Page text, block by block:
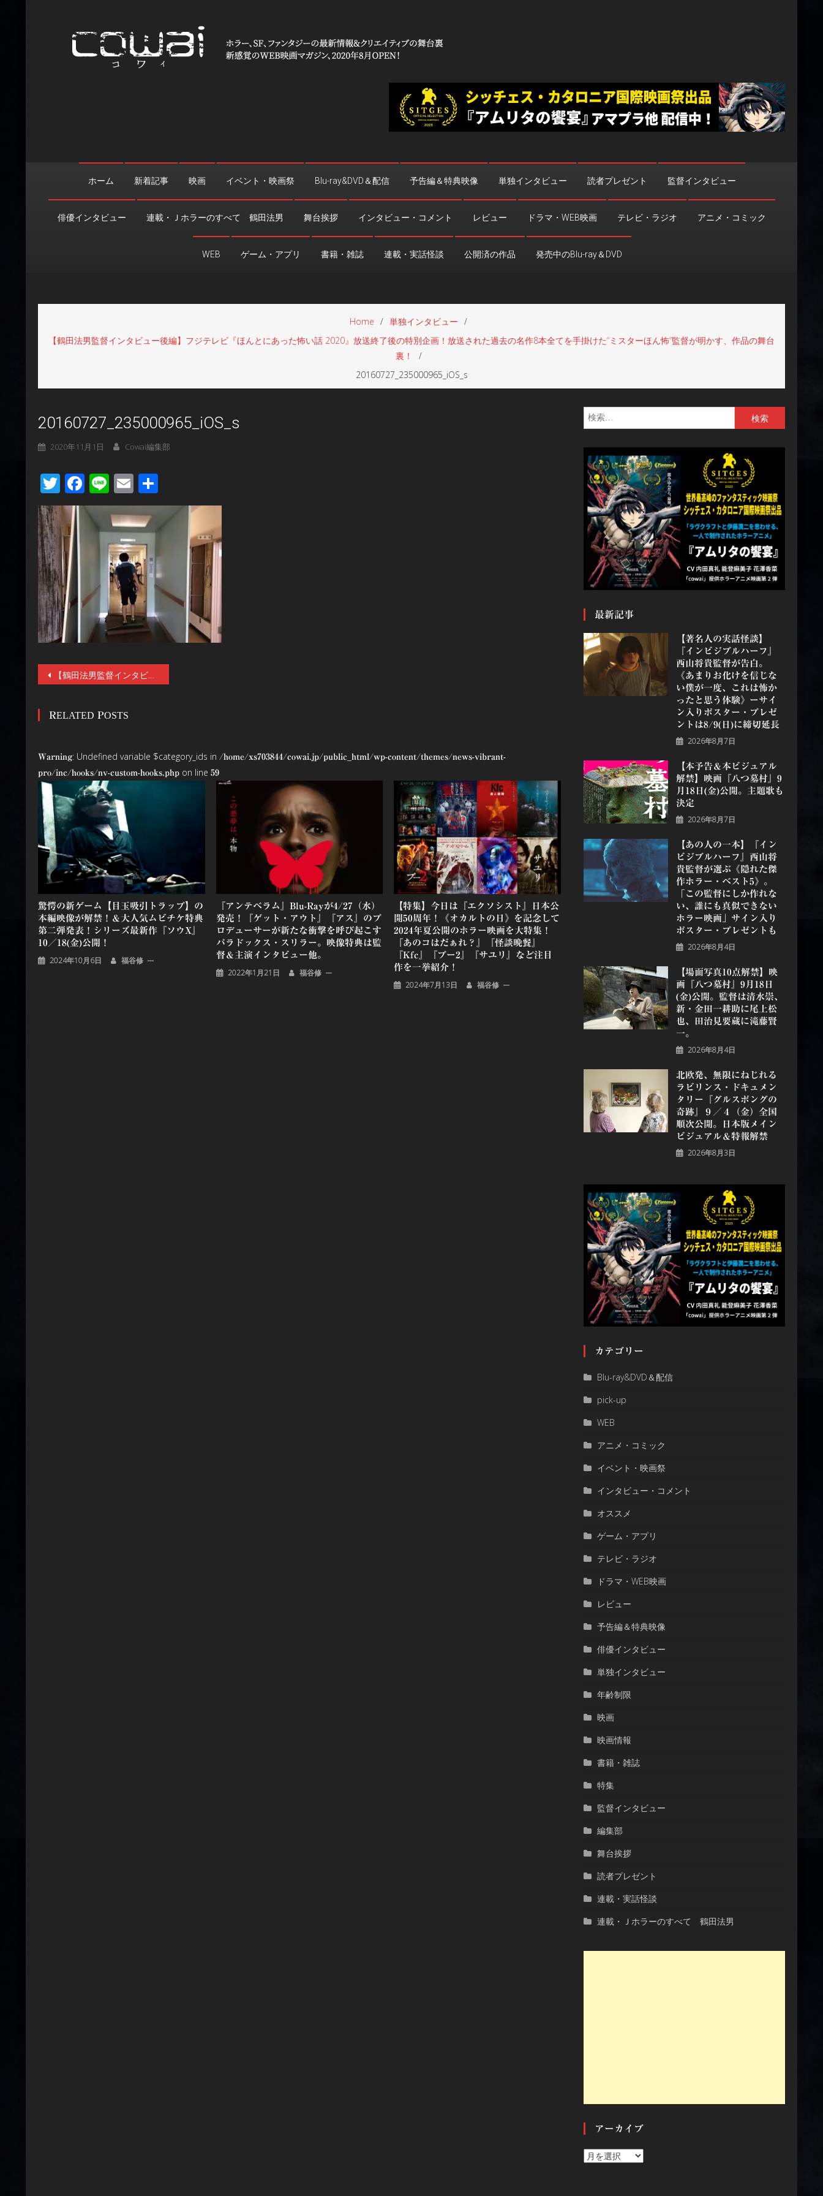
ホーム 新着記事 映画 イベント・映画祭 Blu-ray&DVD＆配信 予告編＆特典映像 単独インタビュー 読者プレゼント 監督インタビュー
俳優インタビュー 連載・Ｊホラーのすべて 鶴田法男 舞台挨拶 インタビュー・コメント レビュー ドラマ・WEB映画 テレビ・ラジオ アニメ・コミック
WEB ゲーム・アプリ 書籍・雑誌 連載・実話怪談 公開済の作品 発売中のBlu-ray＆DVD
Home
単独インタビュー
【鶴田法男監督インタビュー後編】フジテレビ『ほんとにあった怖い話 2020』放送終了後の特別企画！放送された過去の名作8本全てを手掛けた“ミスターほん怖”監督が明かす、作品の舞台
裏！
20160727_235000965_iOS_s
20160727_235000965_iOS_s
2020年11月1日 Cowai編集部
Twitter
Facebook
LineEmail
有
投
ナ
ゲ
ー
シ
ョ
ン
【鶴田法男監督インタビュー後編】フジテレビ『ほんとにあった怖い話 2020』放送終了後の特別企画！放送された過去の名作8本全てを手掛けた“ミスターほん怖”監督が明かす、作品の舞台裏！
RELATED POSTS
Warning: Undefined variable $category_ids in /home/xs703844/cowai.jp/public_html/wp-content/themes/news-vibrant-
pro/inc/hooks/nv-custom-hooks.php on line 59
驚愕の新ゲーム【目玉吸引トラップ】の
本編映像が解禁！＆大人気ムビチケ特典
第二弾発表！シリーズ最新作『ソウX』
10／18(金)公開！
2024年10月6日 福谷修
『アンテベラム』Blu-Rayが4/27（水）
発売！『ゲット・アウト』『アス』のプ
ロデューサーが新たな衝撃を呼び起こす
パラドックス・スリラー。映像特典は監
督＆主演インタビュー他。
2022年1月21日 福谷修
【特集】今日は『エクソシスト』日本公
開50周年！《オカルトの日》を記念して
2024年夏公開のホラー映画を大特集！
『あのコはだぁれ？』『怪談晩餐』
『Kfc』『プー2』『サユリ』など注目
作を一挙紹介！
2024年7月13日 福谷修
索:
最新記事
【著名人の実話怪談】
『インビジブルハーフ』
⻄⼭将貴監督が告白。
《あまりお化けを信じな
い僕が一度、これは怖か
ったと思う体験》ーサイ
ン入りポスター・プレゼ
ントは8/9(日)に締切延長
2026年8月7日
【本予告＆本ビジュアル
解禁】映画『八つ墓村』9
月18日(金)公開。主題歌も
決定
2026年8月7日
【あの人の一本】『イン
ビジブルハーフ』⻄⼭将
貴監督が選ぶ《隠れた傑
作ホラー・ベスト5》。
「この監督にしか作れな
い、誰にも真似できない
ホラー映画」サイン入り
ポスター・プレゼントも
2026年8月4日
【場面写真10点解禁】映
画『八つ墓村』9月18日
(金)公開。監督は清水崇、
新・金田一耕助に尾上松
也、田治見要蔵に滝藤賢
一。
2026年8月4日
北欧発、無限にねじれる
ラビリンス・ドキュメン
タリー『グルスポングの
奇跡』９／４（金）全国
順次公開。日本版メイン
ビジュアル＆特報解禁
2026年8月3日
カテゴリー
Blu-ray&DVD＆配信
pick-up
WEB
アニメ・コミック
イベント・映画祭
インタビュー・コメント
オススメ
ゲーム・アプリ
テレビ・ラジオ
ドラマ・WEB映画
レビュー
予告編＆特典映像
俳優インタビュー
単独インタビュー
年齢制限
映画
映画情報
書籍・雑誌
特集
監督インタビュー
編集部
舞台挨拶
読者プレゼント
連載・実話怪談
連載・Ｊホラーのすべて 鶴田法男
アーカイブ
ア